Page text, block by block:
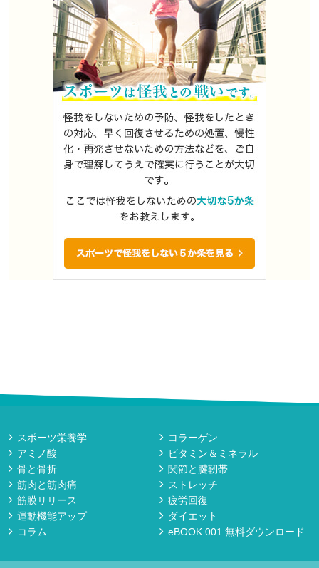
スポーツ栄養学
コラーゲン
アミノ酸
ビタミン＆ミネラル
骨と骨折
関節と腱靭帯
筋肉と筋肉痛
ストレッチ
筋膜リリース
疲労回復
運動機能アップ
ダイエット
コラム
eBOOK 001 無料ダウンロード